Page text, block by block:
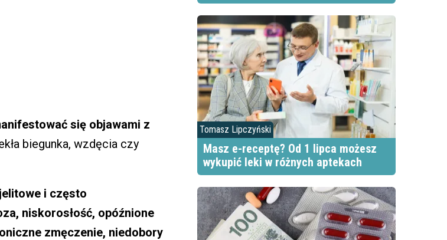
się objawami z
biegunka, wzdęcia czy
i często
niskorosłość, opóźnione
zmęczenie, niedobory
Tomasz Lipczyński
Masz e-receptę? Od 1 lipca możesz
wykupić leki w różnych aptekach